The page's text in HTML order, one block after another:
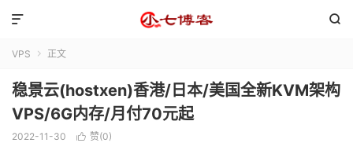


VPS  正文
稳景云(hostxen)香港/日本/美国全新KVM架构
VPS/6G内存/月付70元起
2022-11-30  赞(0)